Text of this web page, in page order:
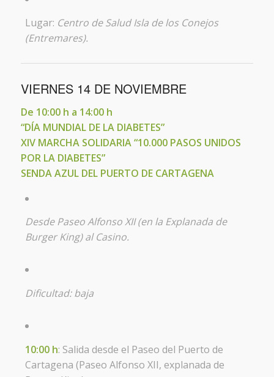
Lugar: Centro de Salud Isla de los Conejos
(Entremares).
VIERNES 14 DE NOVIEMBRE
De 10:00 h a 14:00 h
“DÍA MUNDIAL DE LA DIABETES”
XIV MARCHA SOLIDARIA “10.000 PASOS UNIDOS
POR LA DIABETES”
SENDA AZUL DEL PUERTO DE CARTAGENA
Desde Paseo Alfonso XII (en la Explanada de
Burger King) al Casino.
Dificultad: baja
10:00 h: Salida desde el Paseo del Puerto de
Cartagena (Paseo Alfonso XII, explanada de